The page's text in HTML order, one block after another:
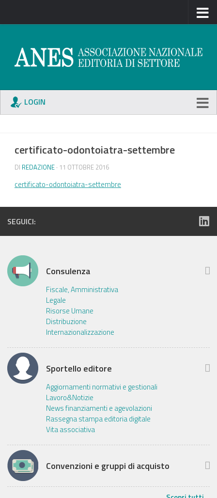
LOGIN
certificato-odontoiatra-settembre
DI REDAZIONE · 11 OTTOBRE 2016
certificato-odontoiatra-settembre
SEGUICI:
Consulenza
Fiscale, Amministrativa
Legale
Risorse Umane
Distribuzione
Internazionalizzazione
Sportello editore
Aggiornamenti normativi e gestionali
Lavoro&Notizie
News finanziamenti e agevolazioni
Rassegna stampa editoria digitale
Vita associativa
Convenzioni e gruppi di acquisto